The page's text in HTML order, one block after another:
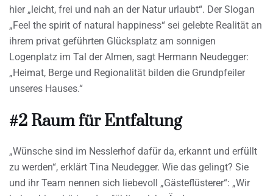
hier „leicht, frei und nah an der Natur urlaubt“. Der Slogan
„Feel the spirit of natural happiness“ sei gelebte Realität an
ihrem privat geführten Glücksplatz am sonnigen
Logenplatz im Tal der Almen, sagt Hermann Neudegger:
„Heimat, Berge und Regionalität bilden die Grundpfeiler
unseres Hauses.“
#2 Raum für Entfaltung
„Wünsche sind im Nesslerhof dafür da, erkannt und erfüllt
zu werden“, erklärt Tina Neudegger. Wie das gelingt? Sie
und ihr Team nennen sich liebevoll „Gästeflüsterer“: „Wir